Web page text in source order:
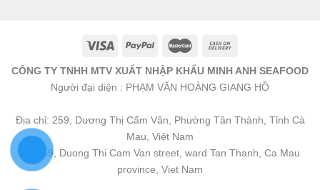
CÔNG TY TNHH MTV XUẤT NHẬP KHẨU MINH ANH SEAFOOD
Người đại diện : PHẠM VĂN HOÀNG GIANG HỒ
Địa chỉ: 259, Dương Thị Cẩm Vân, Phường Tân Thành, Tỉnh Cà
Mau, Việt Nam
No 259, Duong Thi Cam Van street, ward Tan Thanh, Ca Mau
province, Viet Nam